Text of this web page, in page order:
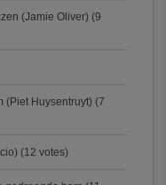
(Jamie Oliver) (9
(Piet Huysentruyt) (7
(12 votes)